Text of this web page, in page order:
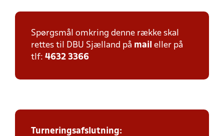
Spørgsmål omkring denne række skal
rettes til DBU Sjælland på mail eller på
tlf: 4632 3366
Turneringsafslutning: